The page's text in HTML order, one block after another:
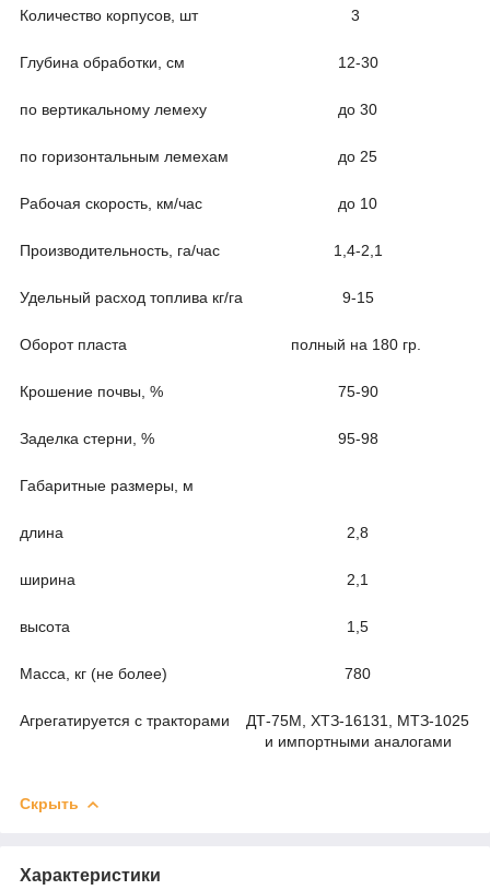
Количество корпусов, шт 3
Глубина обработки, см 12-30
по вертикальному лемеху до 30
по горизонтальным лемехам до 25
Рабочая скорость, км/час до 10
Производительность, га/час 1,4-2,1
Удельный расход топлива кг/га 9-15
Оборот пласта полный на 180 гр.
Крошение почвы, % 75-90
Заделка стерни, % 95-98
Габаритные размеры, м
длина 2,8
ширина 2,1
высота 1,5
Масса, кг (не более) 780
Агрегатируется с тракторами
ДТ-75М, ХТЗ-16131, МТЗ-1025
и импортными аналогами
Скрыть
Характеристики